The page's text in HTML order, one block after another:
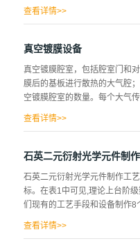
（FloatZon...
造的基本流程： 衬底的制备：
能好，包括导热性好和热失配
械性能好，器件容易加工，包
Al2O3衬底目前用于氮化镓生
高，易于处理和清洗缺点：(1)
查看详情>>
真空镀膜设备
真空镀膜腔室，包括腔室门和
膜后的基板进行散热的大气腔
空镀膜腔室的数量。每个大气
门和真空阀，腔室门设于真空
于腔室内的磁性导轨以及传送
设置有移动装置；移动装置的
磁性连接；所述基板架上设有
件驱动所述固定组件移动。固
件机架与所述带轮传动件的...
查看详情>>
石英二元衍射光学元件制
石英二元衍射光学元件制作工
标。在表1中可见,理论上台阶
们现有的工艺手段和设备制作
查看详情>>